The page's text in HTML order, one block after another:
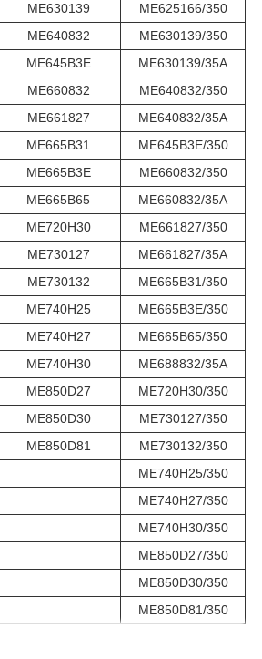
ME630139
ME625166/350
ME640832
ME630139/350
ME645B3E
ME630139/35A
ME660832
ME640832/350
ME661827
ME640832/35A
ME665B31
ME645B3E/350
ME665B3E
ME660832/350
ME665B65
ME660832/35A
ME720H30
ME661827/350
ME730127
ME661827/35A
ME730132
ME665B31/350
ME740H25
ME665B3E/350
ME740H27
ME665B65/350
ME740H30
ME688832/35A
ME850D27
ME720H30/350
ME850D30
ME730127/350
ME850D81
ME730132/350
ME740H25/350
ME740H27/350
ME740H30/350
ME850D27/350
ME850D30/350
ME850D81/350